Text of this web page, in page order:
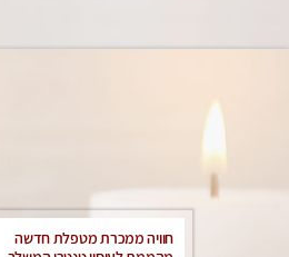
חוויה ממכרת מטפלת חדשה